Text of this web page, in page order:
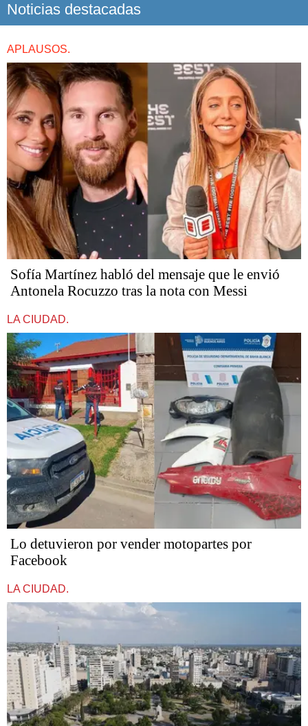
Noticias destacadas
APLAUSOS.
Sofía Martínez habló del mensaje que le envió
Antonela Rocuzzo tras la nota con Messi
LA CIUDAD.
Lo detuvieron por vender motopartes por
Facebook
LA CIUDAD.